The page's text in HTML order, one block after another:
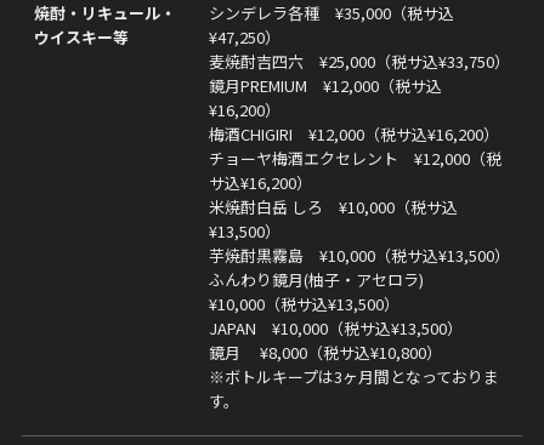
焼酎・リキュール・
ウイスキー等
シンデレラ各種 ¥35,000（税サ込
¥47,250）
麦焼酎吉四六 ¥25,000（税サ込¥33,750）
鏡月PREMIUM ¥12,000（税サ込
¥16,200）
梅酒CHIGIRI ¥12,000（税サ込¥16,200）
チョーヤ梅酒エクセレント ¥12,000（税
サ込¥16,200）
米焼酎白岳 しろ ¥10,000（税サ込
¥13,500）
芋焼酎黒霧島 ¥10,000（税サ込¥13,500）
ふんわり鏡月(柚子・アセロラ)
¥10,000（税サ込¥13,500）
JAPAN ¥10,000（税サ込¥13,500）
鏡月 ¥8,000（税サ込¥10,800）
※ボトルキープは3ヶ月間となっておりま
す。